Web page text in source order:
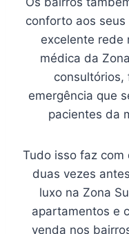
conforto aos
excelente rede
médica da
consultórios,
emergência que
pacientes da
Tudo isso faz com
duas vezes
luxo na Zona
apartamentos e
venda nos